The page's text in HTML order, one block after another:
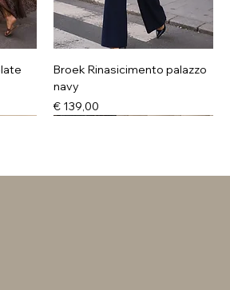
Broek Rinasicimento palazzo
navy
Prijs
€ 139,00